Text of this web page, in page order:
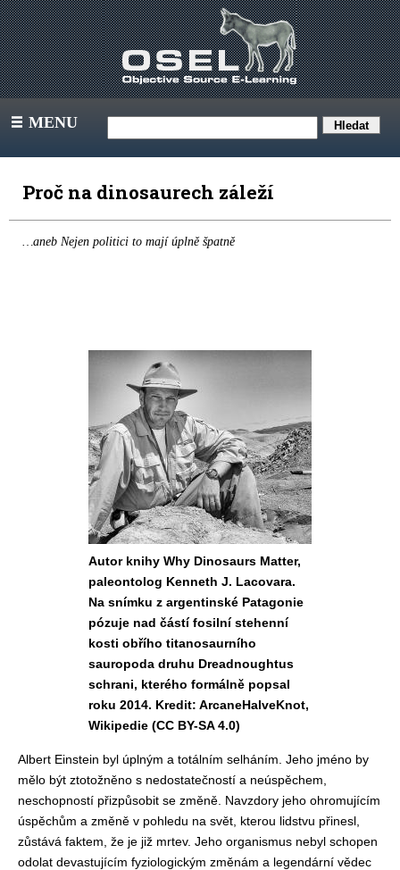
III MENU
Proč na dinosaurech záleží
…aneb Nejen politici to mají úplně špatně
Autor knihy Why Dinosaurs Matter,
paleontolog Kenneth J. Lacovara.
Na snímku z argentinské Patagonie
pózuje nad částí fosilní stehenní
kosti obřího titanosaurního
sauropoda druhu Dreadnoughtus
schrani, kterého formálně popsal
roku 2014. Kredit: ArcaneHalveKnot,
Wikipedie (CC BY-SA 4.0)
Albert Einstein byl úplným a totálním selháním. Jeho jméno by
mělo být ztotožněno s nedostatečností a neúspěchem,
neschopností přizpůsobit se změně. Navzdory jeho ohromujícím
úspěchům a změně v pohledu na svět, kterou lidstvu přinesl,
zůstává faktem, že je již mrtev. Jeho organismus nebyl schopen
odolat devastujícím fyziologickým změnám a legendární vědec